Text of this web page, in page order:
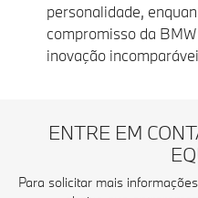
personalidade,
compromisso da
inovação
ENTRE EM
Para solicitar mais